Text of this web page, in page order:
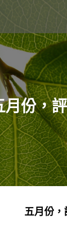
月份，
五月份